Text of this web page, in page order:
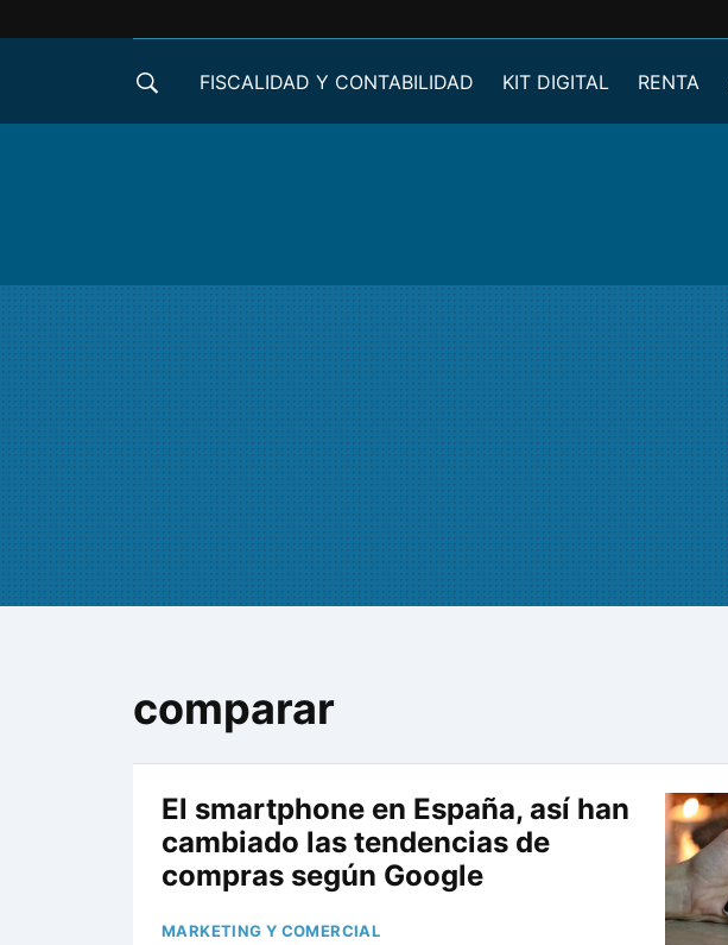
FISCALIDAD Y CONTABILIDAD KIT DIGITAL RENTA
comparar
El smartphone en España, así han
cambiado las tendencias de
compras según Google
MARKETING Y COMERCIAL